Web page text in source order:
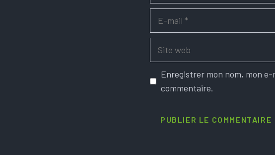
Enregistrer mon nom, mon
commentaire.